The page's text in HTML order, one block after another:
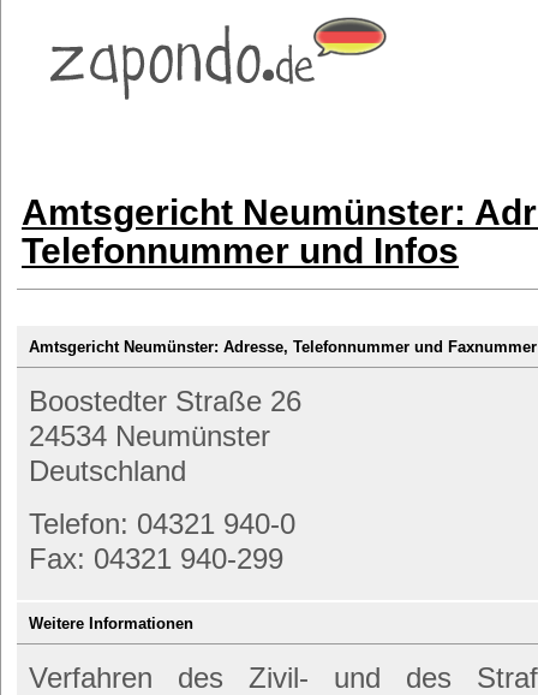
Amtsgericht Neumünster:
Telefonnummer und Infos
Amtsgericht Neumünster: Adresse, Telefonnummer und Faxnummer
Boostedter Straße 26
24534 Neumünster
Deutschland
Telefon: 04321 940-0
Fax: 04321 940-299
Weitere Informationen
Verfahren des Zivil- und des